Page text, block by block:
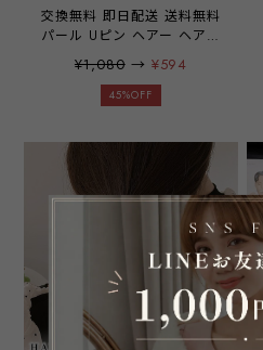
交換無料 即日配送 送料無料
パール Uピン ヘアー ヘアア
結婚式 ウェディング パーテ
ィー 二次会 披露宴 ブライ
¥1,080→ ¥594
45%OFF